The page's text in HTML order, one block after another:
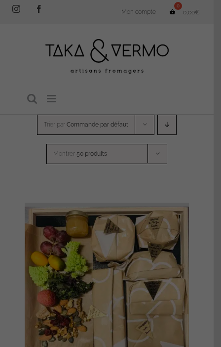
PasserInstagram Mon compte 0,00€
Trier par Commande par défaut
Montrer 50 produits